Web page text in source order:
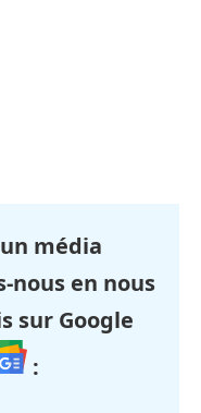
média
nous en nous
sur Google
: